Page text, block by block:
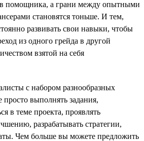
в помощника, а грани между опытными
становятся тоньше. И тем,
развивать свои навыки, чтобы
из одного грейда в другой
взятой на себя
с набором разнообразных
выполнять задания,
в теме проекта, проявлять
разрабатывать стратегии,
Чем больше вы можете предложить